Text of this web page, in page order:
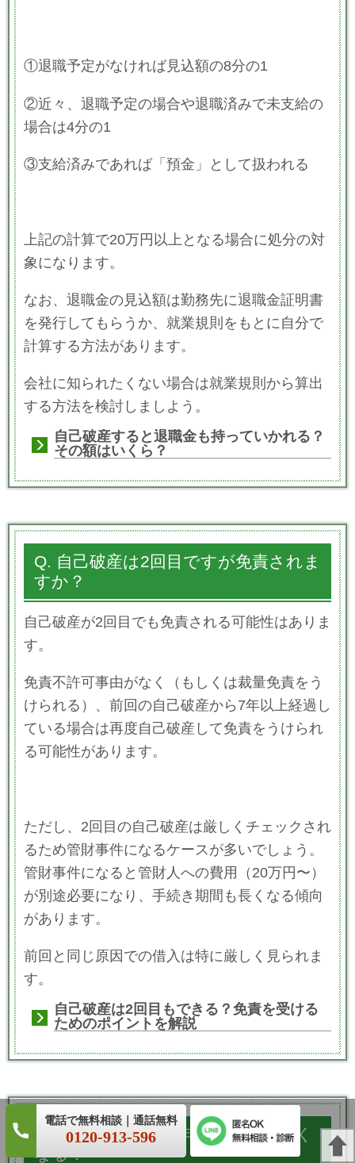
0120-913-596
①退職予定がなければ見込額の8分の1
②近々、退職予定の場合や退職済みで未支給の
場合は4分の1
③支給済みであれば「預金」として扱われる
上記の計算で20万円以上となる場合に処分の対
象になります。
なお、退職金の見込額は勤務先に退職金証明書
を発行してもらうか、就業規則をもとに自分で
計算する方法があります。
会社に知られたくない場合は就業規則から算出
する方法を検討しましよう。
自己破産すると退職金も持っていかれる？
その額はいくら？
Q. 自己破産は2回目ですが免責されま
すか？
自己破産が2回目でも免責される可能性はありま
す。
免責不許可事由がなく（もしくは裁量免責をう
けられる）、前回の自己破産から7年以上経過し
ている場合は再度自己破産して免責をうけられ
る可能性があります。
ただし、2回目の自己破産は厳しくチェックされ
るため管財事件になるケースが多いでしょう。
管財事件になると管財人への費用（20万円〜）
が別途必要になり、手続き期間も長くなる傾向
があります。
前回と同じ原因での借入は特に厳しく見られま
す。
自己破産は2回目もできる？免責を受ける
ためのポイントを解説
Q. 自己破産したら年金はもらえなく
なる？